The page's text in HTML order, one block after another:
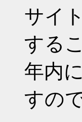
サイ
する
年内
すの